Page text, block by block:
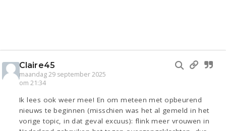
Claire45
maandag 29 september 2025
om 21:34
Ik lees ook weer mee! En om meteen met opbeurend
nieuws te beginnen (misschien was het al gemeld in het
vorige topic, in dat geval excuus): flink meer vrouwen in